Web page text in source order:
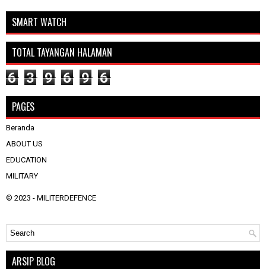
SMART WATCH
TOTAL TAYANGAN HALAMAN
6 3 9 6 9 6
PAGES
Beranda
ABOUT US
EDUCATION
MILITARY
© 2023 - MILITERDEFENCE
ARSIP BLOG